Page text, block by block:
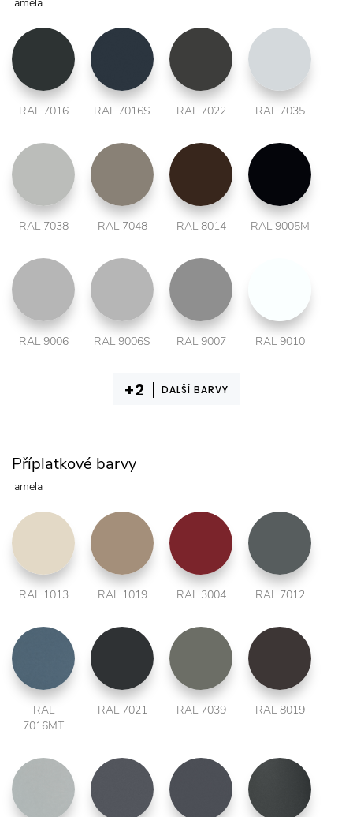
RAL 7016 RAL 7016S RAL 7022 RAL 7035
RAL 7038 RAL 7048 RAL 8014 RAL 9005M
RAL 9006 RAL 9006S RAL 9007 RAL 9010
DALŠÍ BARVY
Příplatkové barvy
lamela
RAL 1013 RAL 1019 RAL 3004 RAL 7012
RAL
7016MT
RAL 7021 RAL 7039 RAL 8019